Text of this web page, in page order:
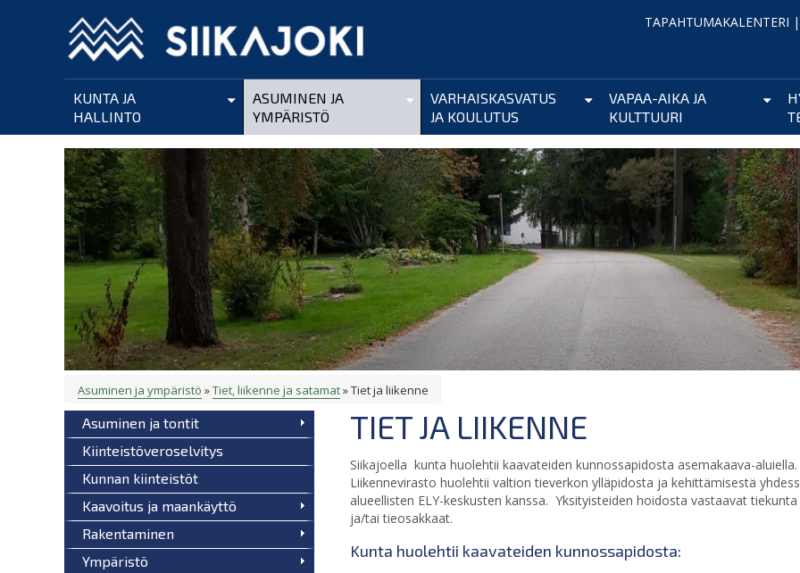
Hyppää
pääsisältöön
TAPAHTUMAKALENTERI
KUNTA JA
HALLINTO
ASUMINEN JA
YMPÄRISTÖ
VARHAISKASVATUS
JA KOULUTUS
VAPAA-AIKA JA
KULTTUURI
MURUPOLKU
Asuminen ja ympäristö Tiet, liikenne ja satamat Tiet ja liikenne
Asuminen ja tontit
Kiinteistöveroselvitys
Kunnan kiinteistöt
Kaavoitus ja maankäyttö
Rakentaminen
Ympäristö
TIET JA LIIKENNE
Siikajoella kunta huolehtii kaavateiden kunnossapidosta asemakaava-aluiella.
Liikennevirasto huolehtii valtion tieverkon ylläpidosta ja kehittämisestä
alueellisten ELY-keskusten kanssa. Yksityisteiden hoidosta vastaavat tiekunta
ja/tai tieosakkaat.
Kunta huolehtii kaavateiden kunnossapidosta: